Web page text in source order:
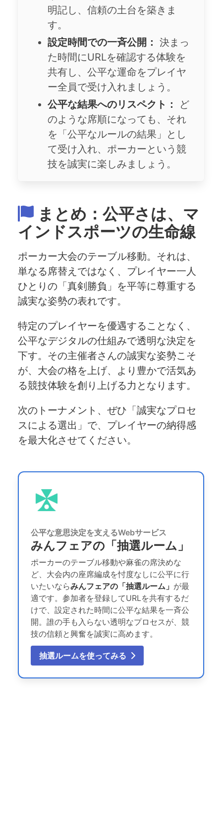
明記し、信頼の土台を築きま
す。
設定時間での一斉公開： 決まっ
た時間にURLを確認する体験を
共有し、公平な運命をプレイヤ
ー全員で受け入れましょう。
公平な結果へのリスペクト：
ど
のような席順になっても、それ
を「公平なルールの結果」とし
て受け入れ、ポーカーという競
技を誠実に楽しみましょう。
まとめ：公平さは、マ
インドスポーツの生命線
ポーカー大会のテーブル移動。それは、
単なる席替えではなく、プレイヤー一人
ひとりの「真剣勝負」を平等に尊重する
誠実な姿勢の表れです。
特定のプレイヤーを優遇することなく、
公平なデジタルの仕組みで透明な決定を
下す。その主催者さんの誠実な姿勢こそ
が、大会の格を上げ、より豊かで活気あ
る競技体験を創り上げる力となります。
次のトーナメント、ぜひ「誠実なプロセ
スによる選出」で、プレイヤーの納得感
を最大化させてください。
公平な意思決定を支えるWebサービス
みんフェアの「抽選ルーム」
ポーカーのテーブル移動や麻雀の席決めな
ど、大会内の座席編成を忖度なしに公平に行
いたいならみんフェアの「抽選ルーム」 が最
適です。参加者を登録してURLを共有するだ
けで、設定された時間に公平な結果を一斉公
開。誰の手も入らない透明なプロセスが、競
技の信頼と興奮を誠実に高めます。
抽選ルームを使ってみる